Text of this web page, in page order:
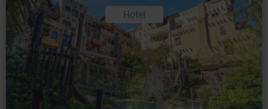
Hotel
Foto: © booking.com